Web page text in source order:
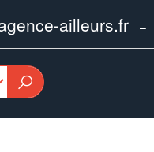
ailleurs.fr –